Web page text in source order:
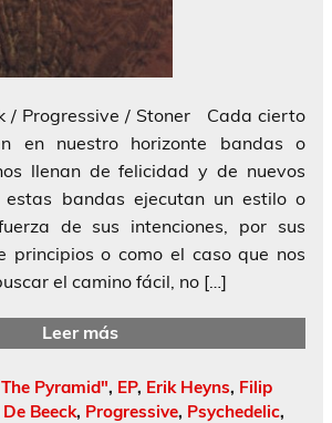
/ Progressive / Stoner Cada cierto
en nuestro horizonte bandas o
llenan de felicidad y de nuevos
estas bandas ejecutan un estilo o
de sus intenciones, por sus
principios o como el caso que nos
el camino fácil, no […]
Leer más
Pyramid", EP, Erik Heyns, Filip
De Beeck, Progressive, Psychedelic,